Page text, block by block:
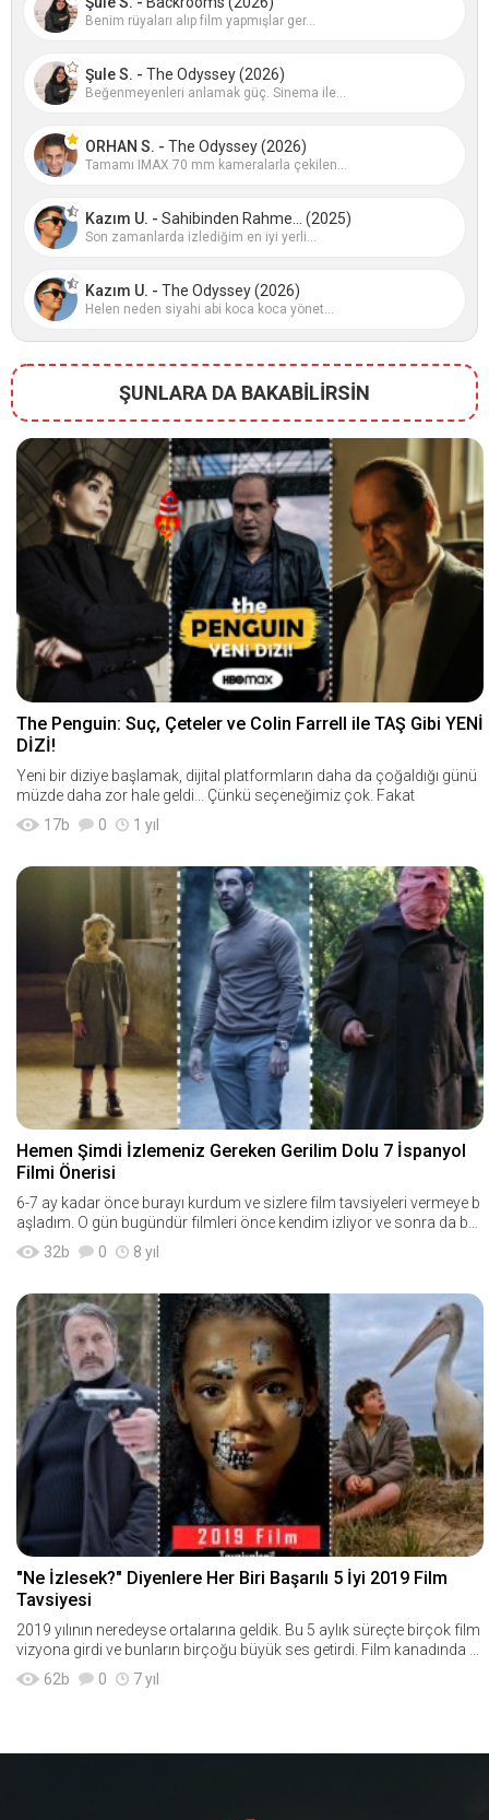
Benim rüyaları alıp film yapmışlar ger...
Şule S. - The Odyssey (2026)
Beğenmeyenleri anlamak güç. Sinema ile...
ORHAN S. - The Odyssey (2026)
Tamamı IMAX 70 mm kameralarla çekilen...
Kazım U. - Sahibinden Rahme... (2025)
Son zamanlarda izlediğim en iyi yerli...
Kazım U. - The Odyssey (2026)
Helen neden siyahi abi koca koca yönet...
ŞUNLARA DA BAKABİLİRSİN
The Penguin: Suç, Çeteler ve Colin Farrell ile TAŞ Gibi YENİ
DİZİ!
Yeni bir diziye başlamak, dijital platformların daha da çoğaldığı günü
müzde daha zor hale geldi... Çünkü seçeneğimiz çok. Fakat
17b 0 1 yıl
Hemen Şimdi İzlemeniz Gereken Gerilim Dolu 7 İspanyol
Filmi Önerisi
6-7 ay kadar önce burayı kurdum ve sizlere film tavsiyeleri vermeye b
aşladım. O gün bugündür filmleri önce kendim izliyor ve sonra da bur
ada size öner
32b 0 8 yıl
"Ne İzlesek?" Diyenlere Her Biri Başarılı 5 İyi 2019 Film
Tavsiyesi
2019 yılının neredeyse ortalarına geldik. Bu 5 aylık süreçte birçok film
vizyona girdi ve bunların birçoğu büyük ses getirdi. Film kanadında &
qu
62b 0 7 yıl